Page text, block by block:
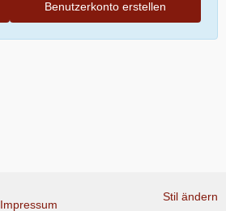
Benutzerkonto erstellen
Stil ändern
Impressum